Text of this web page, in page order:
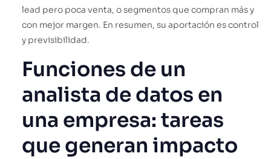
lead pero poca venta, o segmentos que compran más y
con mejor margen. En resumen, su aportación es control
y previsibilidad.
Funciones de un
analista de datos en
una empresa: tareas
que generan impacto